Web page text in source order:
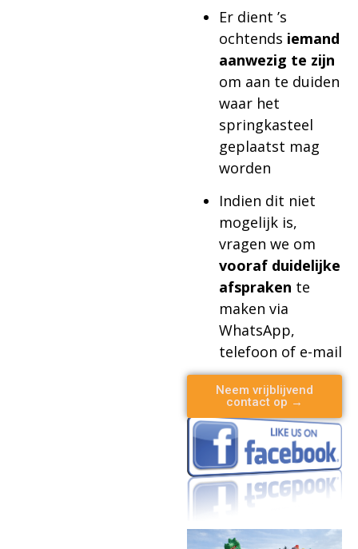
Er dient ’s
ochtends iemand
aanwezig te zijn
om aan te duiden
waar het
springkasteel
geplaatst mag
worden
Indien dit niet
mogelijk is,
vragen we om
vooraf duidelijke
afspraken te
maken via
WhatsApp,
telefoon of e-mail
Neem vrijblijvend
contact op →